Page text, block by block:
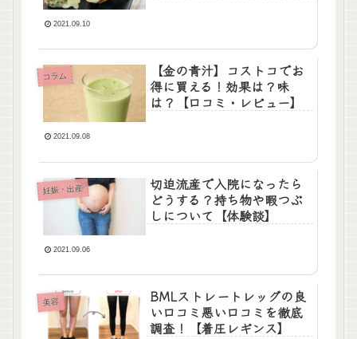
2021.09.10
コラム
【金の青汁】コストコでお
得に買える！効果は？味
は？【口コミ・レビュー】
2021.09.08
妊娠・出産
切迫流産で入院になったら
どうする？持ち物や暇つぶ
しについて【体験談】
2021.09.06
美容
BMLストレートレッグの良
い口コミ悪い口コミを徹底
調査！【着圧レギンス】